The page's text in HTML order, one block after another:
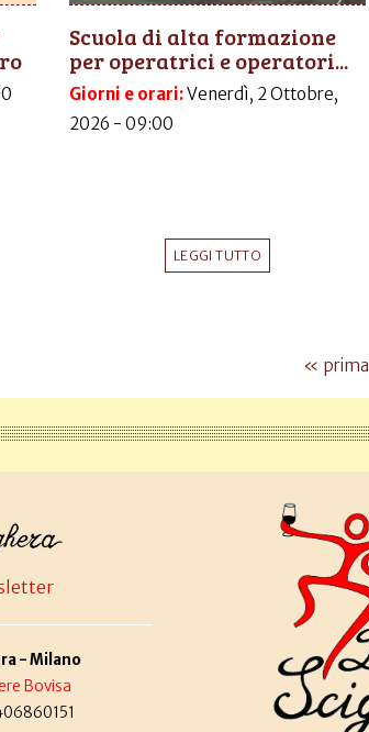
Scuola di alta formazione
per operatrici e operatori...
Giorni e orari:Venerdì, 2 Ottobre,
2026 - 09:00
LEGGI TUTTO
« prima
- Milano
Bovisa